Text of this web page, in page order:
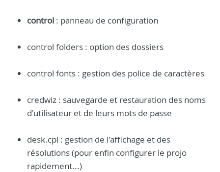
control : panneau de configuration
control folders : option des dossiers
control fonts : gestion des police de caractères
credwiz : sauvegarde et restauration des noms
d'utilisateur et de leurs mots de passe
desk.cpl : gestion de l'affichage et des
résolutions (pour enfin configurer le projo
rapidement...)